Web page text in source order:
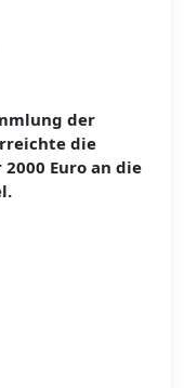
der
die
Euro an die